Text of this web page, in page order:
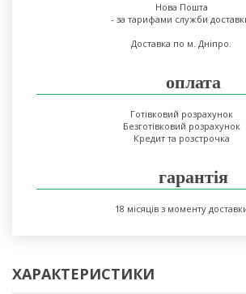
Нова Пошта
- за тарифами служби
Доставка по м. Дніпро.
оплата
Готівковий розрахунок
Безготівковий розрахунок
Кредит та розстрочка
гарантія
18 місяців з моменту
ХАРАКТЕРИСТИКИ